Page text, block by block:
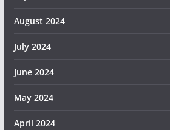
August 2024
July 2024
June 2024
May 2024
April 2024